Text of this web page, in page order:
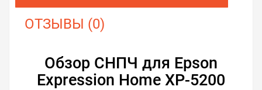
ОТЗЫВЫ (0)
Обзор СНПЧ для Epson
Expression Home XP-5200